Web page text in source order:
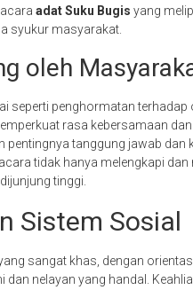
adat Suku Bugis yang
syukur masyarakat.
oleh
seperti penghormatan terhadap
rasa kebersamaan
pentingnya tanggung jawab dan
tidak hanya melengkapi
tinggi.
Sistem Sosial
sangat khas, dengan
dan nelayan yang handal.